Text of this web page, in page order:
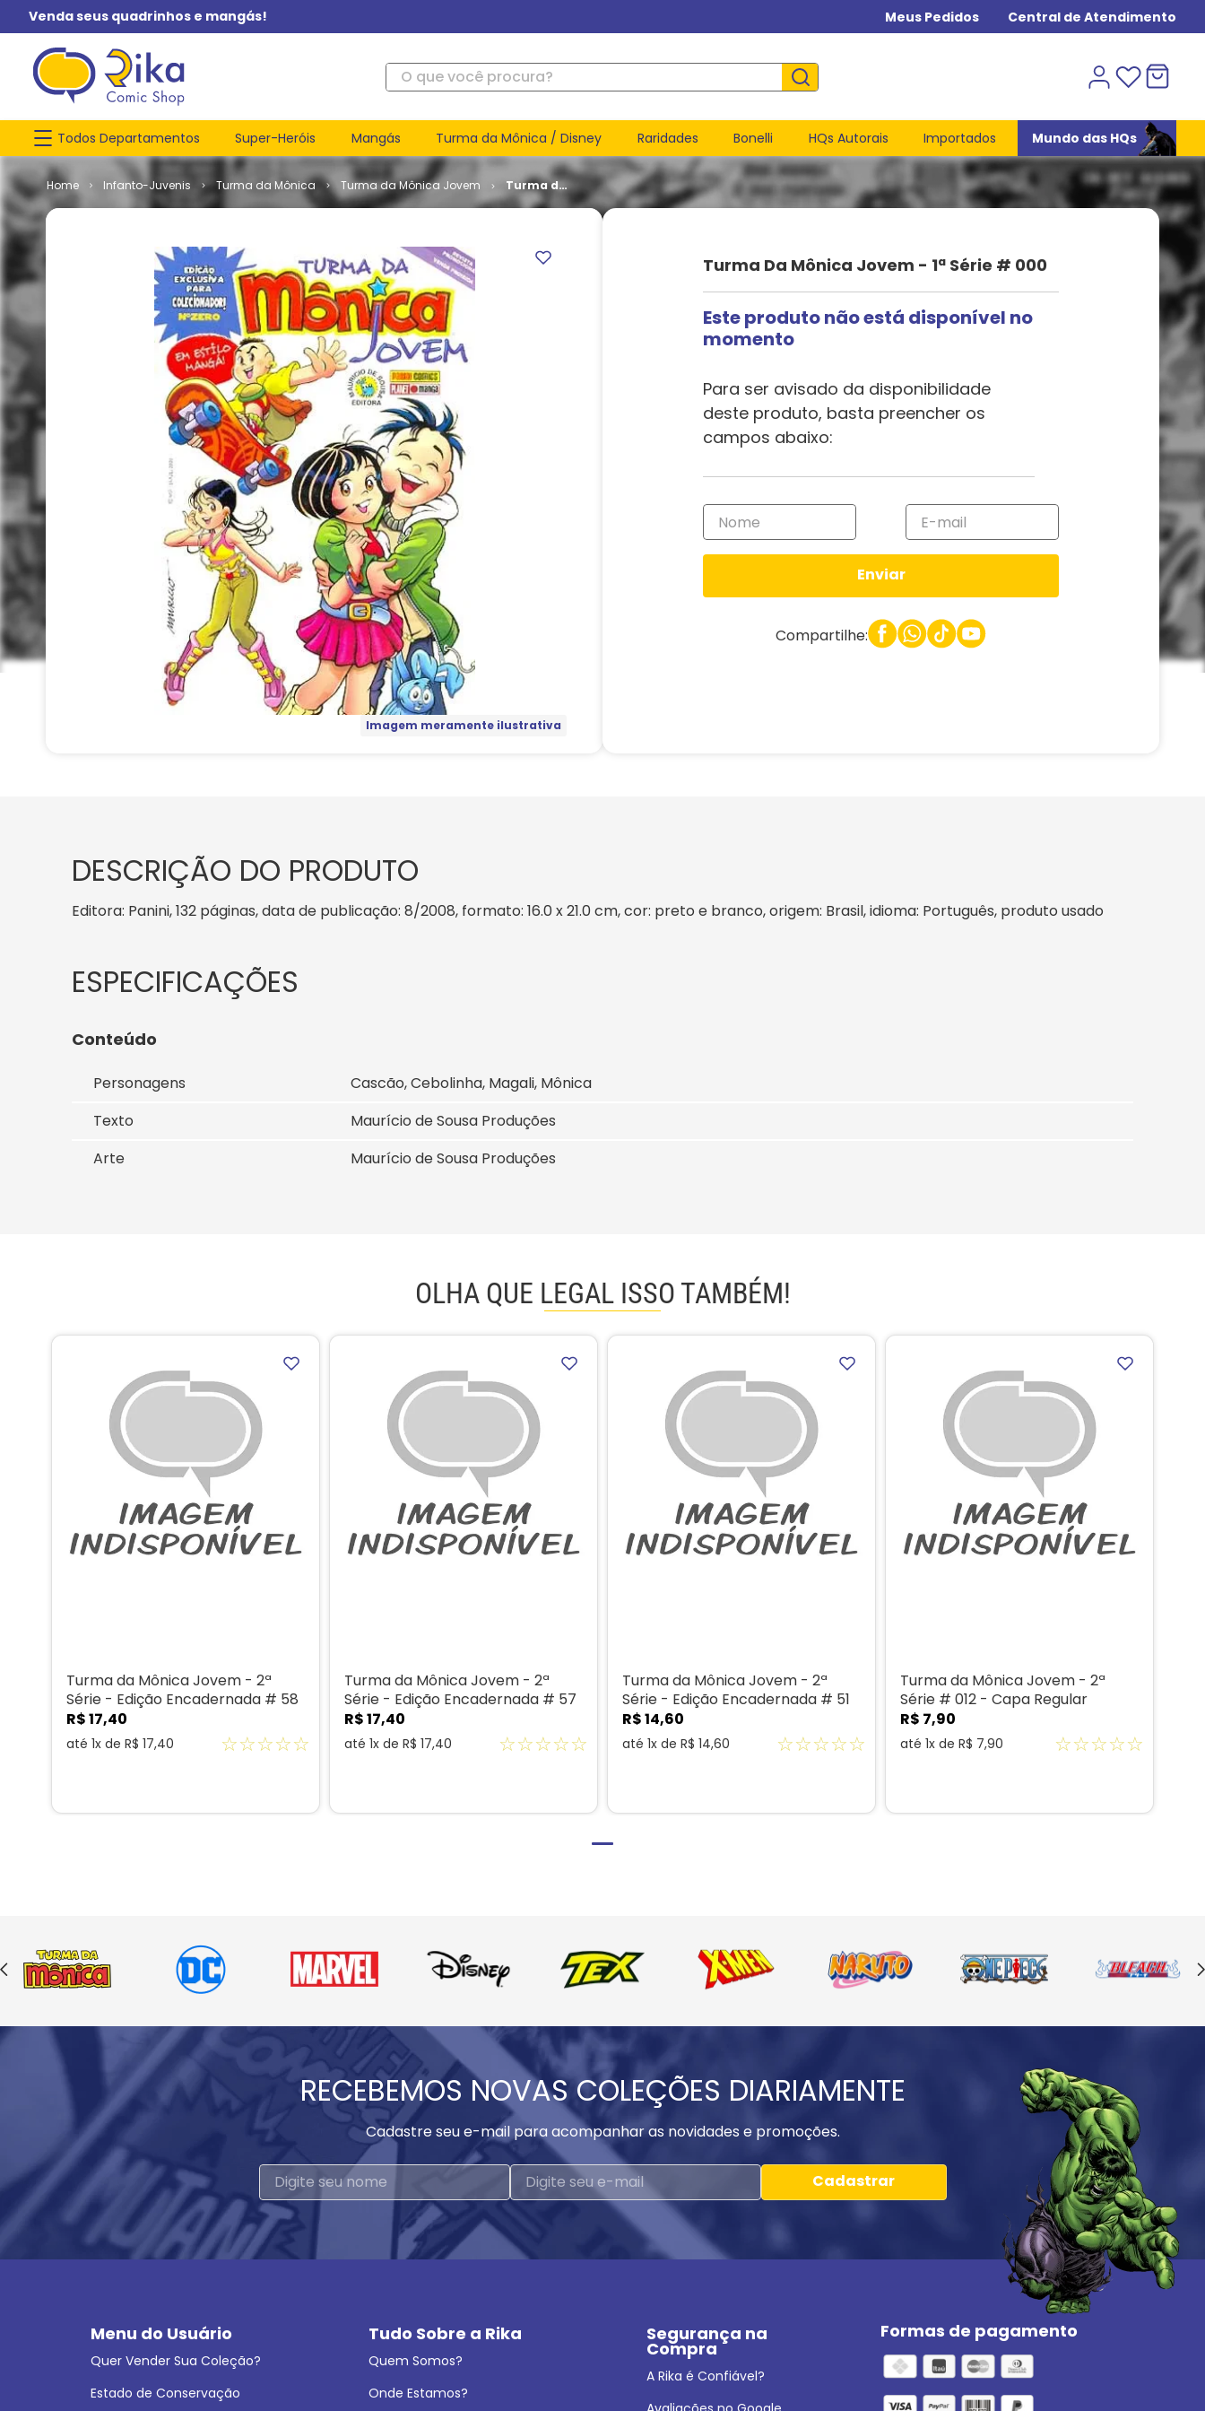
Venda seus quadrinhos e mangás! Meus Pedidos Central de Atendimento
O que você procura?
Todos Departamentos Super-Heróis Mangás Turma da Mônica / Disney Raridades Bonelli HQs Autorais Importados Mundo das HQs
Infanto-Juvenis Turma da Mônica Turma da Mônica Jovem
Turma da
Mônica
Imagem meramente ilustrativa
Turma Da Mônica Jovem - 1ª Série # 000
Este produto não está disponível no
momento
Para ser avisado da disponibilidade
deste produto, basta preencher os
campos abaixo:
Enviar
Compartilhe:
DESCRIÇÃO DO PRODUTO
Editora: Panini, 132 páginas, data de publicação: 8/2008, formato: 16.0 x 21.0 cm, cor: preto e branco, origem: Brasil, idioma: Português, produto usado
Conteúdo
Personagens
Cascão, Cebolinha, Magali, Mônica
Texto
Maurício de Sousa Produções
Arte
Maurício de Sousa Produções
OLHA QUE LEGAL ISSO TAMBÉM!
Turma da Mônica Jovem - 2ª
Série - Edição Encadernada # 58
R$17,40
até 1x de R$ 17,40 ☆☆☆☆☆
Turma da Mônica Jovem - 2ª
Série - Edição Encadernada # 57
R$17,40
até 1x de R$ 17,40 ☆☆☆☆☆
Turma da Mônica Jovem - 2ª
Série - Edição Encadernada # 51
R$14,60
até 1x de R$ 14,60 ☆☆☆☆☆
Turma da Mônica Jovem - 2ª
Série # 012 - Capa Regular
R$ 7,90
até 1x de R$ 7,90 ☆☆☆☆☆
RECEBEMOS NOVAS COLEÇÕES DIARIAMENTE
Cadastre seu e-mail para acompanhar as novidades e promoções.
Cadastrar
Menu do Usuário
Quer Vender Sua Coleção?
Estado de Conservação
Tudo Sobre a Rika
Quem Somos?
Onde Estamos?
Segurança na
Compra
A Rika é Confiável?
Formas de pagamento